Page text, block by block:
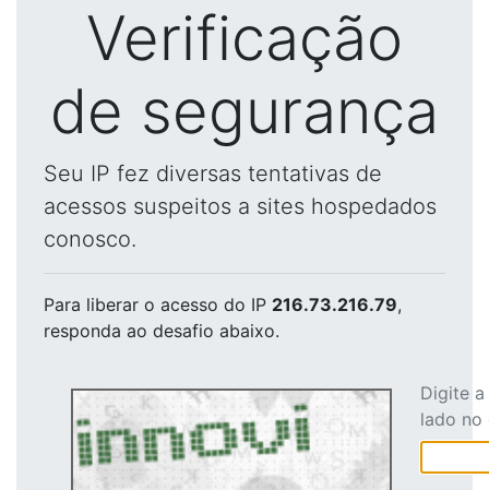
Verificação
de segurança
Seu IP fez diversas tentativas de
acessos suspeitos a sites hospedados
conosco.
Para liberar o acesso do IP 216.73.216.79,
responda ao desafio abaixo.
Digite
lado no